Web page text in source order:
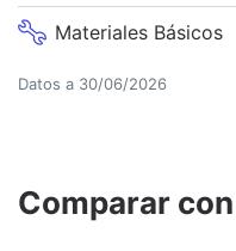
Materiales Básicos
Datos a 30/06/2026
Comparar